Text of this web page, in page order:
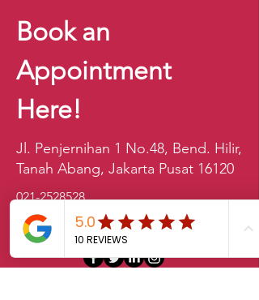
Book an
Appointment
Here!
Jl. Penjernihan 1 No.48, Bend. Hilir,
Tanah Abang, Jakarta Pusat 16120
021-2528528
sales.klab@lxintl.co.kr